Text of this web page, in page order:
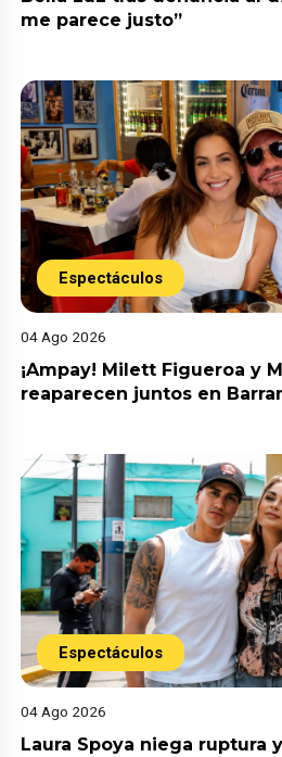
me parece justo”
Espectáculos
04 Ago 2026
¡Ampay! Milett Figueroa y
reaparecen juntos en
Espectáculos
04 Ago 2026
Laura Spoya niega ruptura